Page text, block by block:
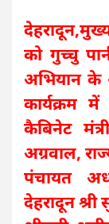
को गुच्चु
अभियान के
कार्यक्रम
कैबिनेट
अग्रवाल,
पंचायत
देहरादून